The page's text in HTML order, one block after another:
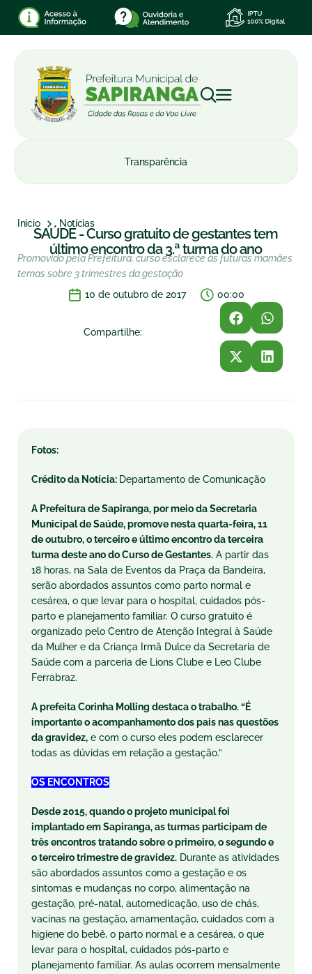
Transparência
Início Notícias
SAÚDE - Curso gratuito de gestantes tem
último encontro da 3.ª turma do ano
Promovido pela Prefeitura, curso esclarece às futuras mamães
temas sobre 3 trimestres da gestação
10 de outubro de 2017
00:00
Compartilhe:
Fotos:
Crédito da Notícia: Departamento de Comunicação
A Prefeitura de Sapiranga, por meio da Secretaria
Municipal de Saúde, promove nesta quarta-feira, 11
de outubro, o terceiro e último encontro da terceira
turma deste ano do Curso de Gestantes. A partir das
18 horas, na Sala de Eventos da Praça da Bandeira,
serão abordados assuntos como parto normal e
cesárea, o que levar para o hospital, cuidados pós-
parto e planejamento familiar. O curso gratuito é
organizado pelo Centro de Atenção Integral à Saúde
da Mulher e da Criança Irmã Dulce da Secretaria de
Saúde com a parceria de Lions Clube e Leo Clube
Ferrabraz.
A prefeita Corinha Molling destaca o trabalho. “É
importante o acompanhamento dos pais nas questões
da gravidez, e com o curso eles podem esclarecer
todas as dúvidas em relação a gestação.”
OS ENCONTROS
Desde 2015, quando o projeto municipal foi
implantado em Sapiranga, as turmas participam de
três encontros tratando sobre o primeiro, o segundo e
o terceiro trimestre de gravidez. Durante as atividades
são abordados assuntos como a gestação e os
sintomas e mudanças no corpo, alimentação na
gestação, pré-natal, automedicação, uso de chás,
vacinas na gestação, amamentação, cuidados com a
higiene do bebê, o parto normal e a cesárea, o que
levar para o hospital, cuidados pós-parto e
planejamento familiar. As aulas ocorrem mensalmente